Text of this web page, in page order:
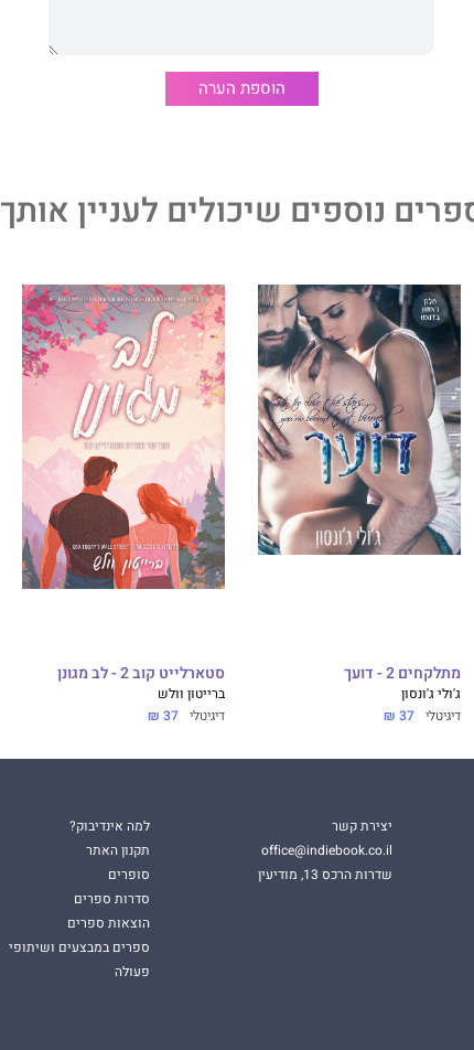
סטארלייט קובשל הסופרת ברייטון וולש.
בוערת והאחים למשפחת מקנזי. תתכוננו להתאהב ובגדול.
הוספת הערה
נוספים שיכולים לעניין אותך
מתלקחים 2 - דועך
ג'ולי ג'ונסון
דיגיטלי 37 ₪
סטארלייט קוב 2 - לב מגונן
ברייטון וולש
דיגיטלי 37 ₪
יצירת קשר
office@indiebook.co.il
שדרות הרכס 13, מודיעין
למה אינדיבוק?
תקנון האתר
סופרים
סדרות ספרים
הוצאות ספרים
ספרים במבצעים ושיתופי
פעולה